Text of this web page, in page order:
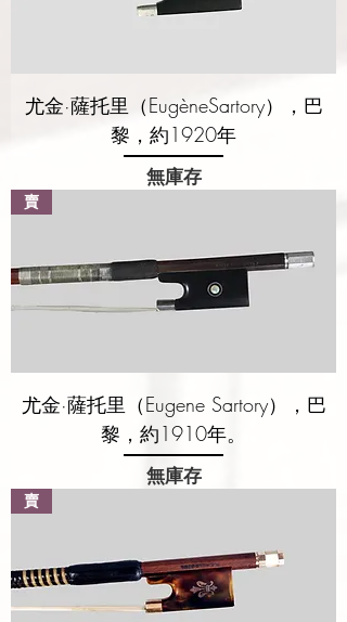
尤金·薩托里（EugèneSartory），巴
黎，約1920年
無庫存
賣
尤金·薩托里（Eugene Sartory），巴
黎，約1910年。
無庫存
賣